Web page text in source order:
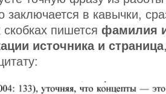
заключается в кавычки,
пишется фамилия
источника и страница